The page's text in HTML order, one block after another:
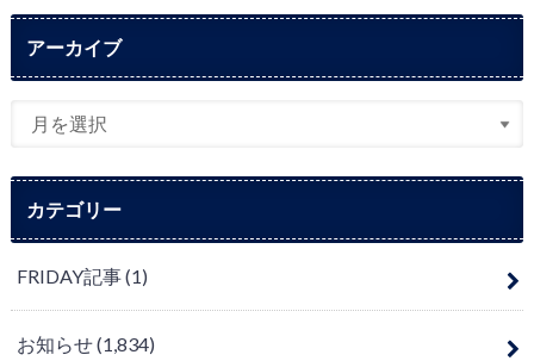
アーカイブ
カテゴリー
FRIDAY記事(1)
お知らせ(1,834)